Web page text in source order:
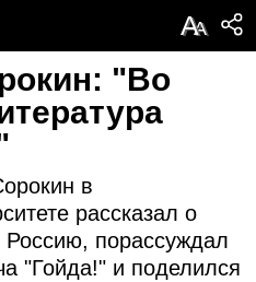
АА
"Во
в
рассказал о
порассуждал
"Гойда!" и поделился